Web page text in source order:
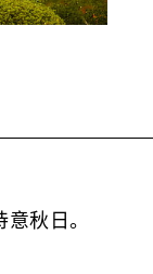
秋日。